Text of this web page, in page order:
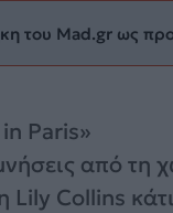
του Mad.gr ως
Paris»
από τη
Lily Collins κάτι